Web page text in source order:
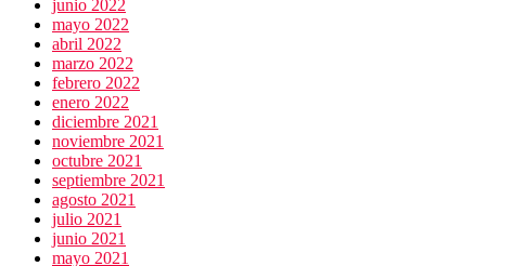
junio 2022
mayo 2022
abril 2022
marzo 2022
febrero 2022
enero 2022
diciembre 2021
noviembre 2021
octubre 2021
septiembre 2021
agosto 2021
julio 2021
junio 2021
mayo 2021